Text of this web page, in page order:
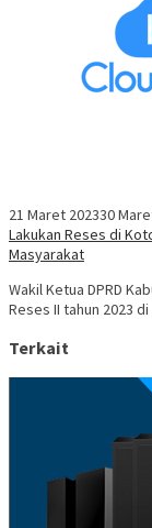
21 Maret 202330
Lakukan Reses di
Masyarakat
Wakil Ketua DPRD
Reses II tahun 2023 di
Terkait